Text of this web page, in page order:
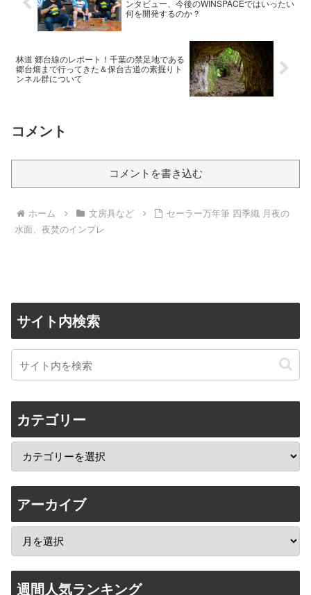
ンタビュー、今後のWINSPACEではいったい
何を開発するのか？
林道 郷台線のレポート！千葉の禁足地である
郷台畑まで行ってきた＆保台古道の素掘りト
ンネル群について
コメント
コメントを書き込む
ホーム 文房具など
セーラー万年筆 四季織 月夜の
水面、夜焚のインプレ
サイト内検索
カテゴリー
アーカイブ
週間人気ランキング